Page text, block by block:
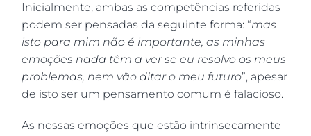
Inicialmente, ambas as competências referidas
podem ser pensadas da seguinte forma: “mas
isto para mim não é importante, as minhas
emoções nada têm a ver se eu resolvo os meus
problemas, nem vão ditar o meu futuro”, apesar
de isto ser um pensamento comum é falacioso.
As nossas emoções que estão intrinsecamente